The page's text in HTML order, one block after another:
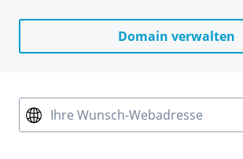
Domain verwalten
Ihre Wunsch-Webadresse